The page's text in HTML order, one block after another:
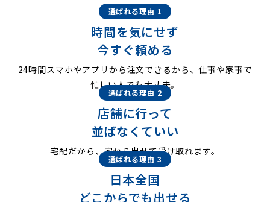
選ばれる理由 1
時間を気にせず
今すぐ頼める
24時間スマホやアプリから注文できるから、仕事や家事で
忙しい人でも大丈夫。
選ばれる理由 2
店舗に行って
並ばなくていい
宅配だから、家から出せて受け取れます。
選ばれる理由 3
日本全国
どこからでも出せる